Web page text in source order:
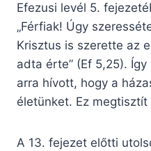
Efezusi levél 5.
„Férfiak! Úgy
Krisztus is szerette az
adta érte” (Ef 5,25).
arra hívott, hogy a
életünket. Ez
A 13. fejezet előtti